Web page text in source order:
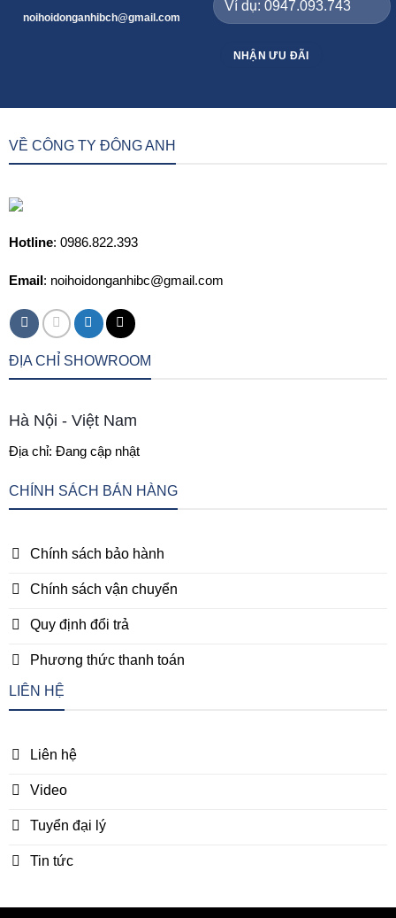
noihoidonganhibch@gmail.com
VỀ CÔNG TY ĐÔNG ANH
Hotline: 0986.822.393
Email: noihoidonganhibc@gmail.com
ĐỊA CHỈ SHOWROOM
Hà Nội - Việt Nam
Địa chỉ: Đang cập nhật
CHÍNH SÁCH BÁN HÀNG
Chính sách bảo hành
Chính sách vận chuyển
Quy định đổi trả
Phương thức thanh toán
LIÊN HỆ
Liên hệ
Video
Tuyển đại lý
Tin tức